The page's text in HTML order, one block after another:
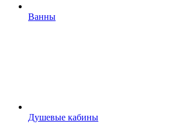
Ванны
Душевые кабины